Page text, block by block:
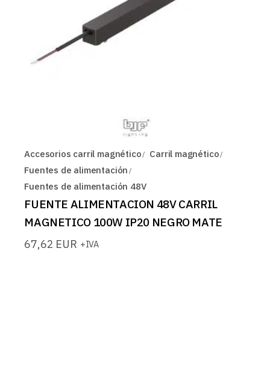
Accesorios carril magnético
Carril magnético
Fuentes de alimentación
Fuentes de alimentación 48V
FUENTE ALIMENTACION 48V CARRIL
MAGNETICO 100W IP20 NEGRO MATE
67,62 EUR +IVA